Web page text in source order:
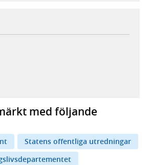
i ny flik, extern webbplats,
flik, extern webbplats,
i ny flik, extern webbplats,
din e-postklient,
med följande
Statens offentliga utredningar